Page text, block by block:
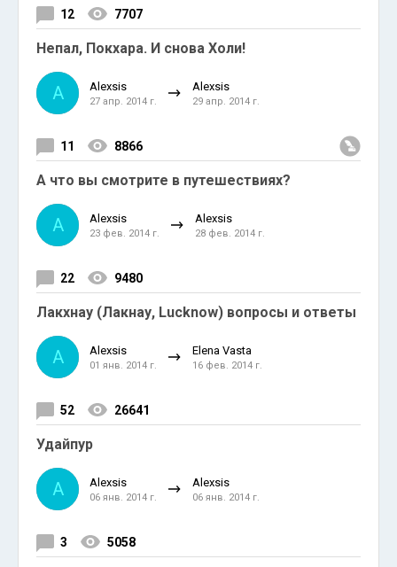
12 7707
Непал, Покхара. И снова Холи!
A Alexsis
27 апр. 2014 г.
Alexsis
29 апр. 2014 г.
11 8866
А что вы смотрите в путешествиях?
A Alexsis
23 фев. 2014 г.
Alexsis
28 фев. 2014 г.
22 9480
Лакхнау (Лакнау, Lucknow) вопросы и ответы
A Alexsis
01 янв. 2014 г.
Elena Vasta
16 фев. 2014 г.
52 26641
Удайпур
A Alexsis
06 янв. 2014 г.
Alexsis
06 янв. 2014 г.
3 5058